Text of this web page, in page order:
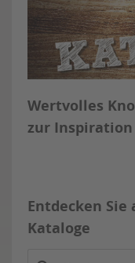
Wertvolles
zur Inspiration
Entdecken
Kataloge